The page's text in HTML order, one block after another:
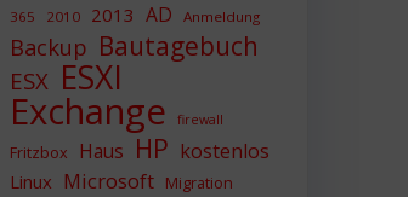
365 2010 2013 AD Anmeldung
Backup Bautagebuch
ESX ESXI
Exchange firewall
Fritzbox Haus HP kostenlos
Linux Microsoft Migration